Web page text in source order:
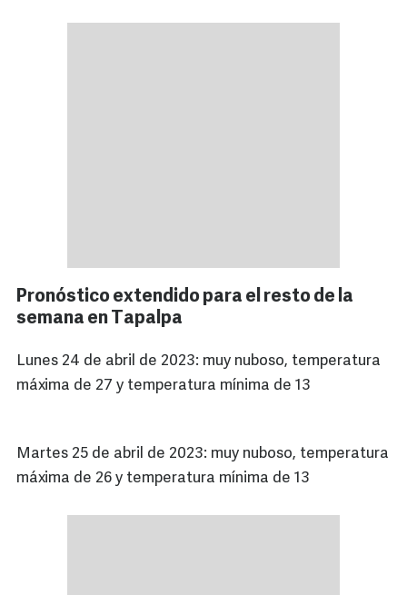
Pronóstico extendido para el resto de la
semana en Tapalpa
Lunes 24 de abril de 2023: muy nuboso, temperatura
máxima de 27 y temperatura mínima de 13
Martes 25 de abril de 2023: muy nuboso, temperatura
máxima de 26 y temperatura mínima de 13